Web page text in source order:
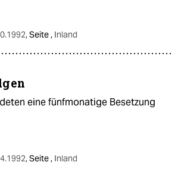
,Seite , Inland
eine fünfmonatige Besetzung
,Seite , Inland